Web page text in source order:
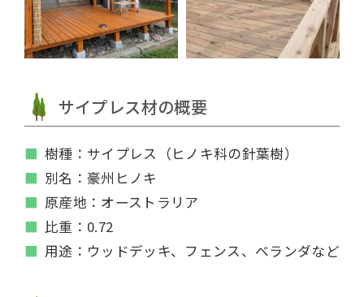
サイプレス材の概要
樹種：サイプレス（ヒノキ科の針葉樹）
別名：豪州ヒノキ
原産地：オーストラリア
比重：0.72
用途：ウッドデッキ、フェンス、ベランダなど